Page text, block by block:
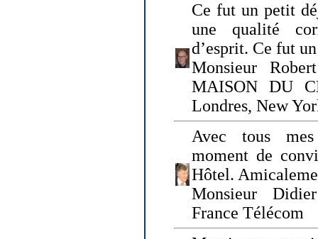
Ce fut un petit
une qualité
d’esprit. Ce fut
Monsieur
MAISON DU
Londres, New
Avec tous
moment de
Hôtel.
Monsieur
France Télécom